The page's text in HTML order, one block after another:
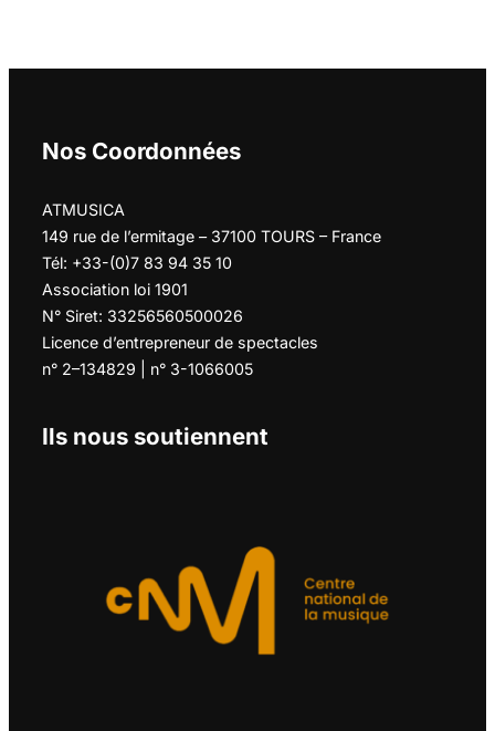
Nos Coordonnées
ATMUSICA
149 rue de l’ermitage – 37100 TOURS – France
Tél: +33-(0)7 83 94 35 10
Association loi 1901
N° Siret: 33256560500026
Licence d’entrepreneur de spectacles
n° 2–134829 | n° 3-1066005
Ils nous soutiennent